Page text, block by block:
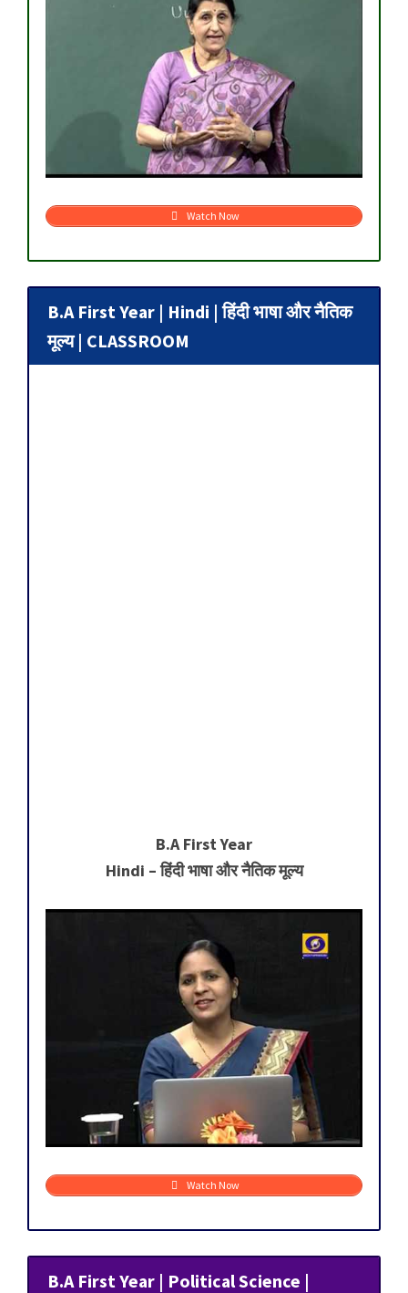
Watch Now
B.A First Year | Hindi | हिंदी भाषा और नैतिक
मूल्य | CLASSROOM
B.A First Year
Hindi – हिंदी भाषा और नैतिक मूल्य
Watch Now
B.A First Year | Political Science |